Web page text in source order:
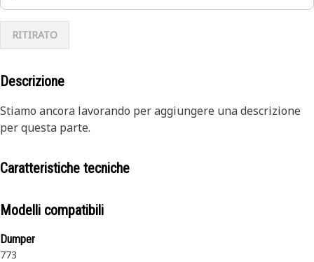
RITIRATO
Descrizione
Stiamo ancora lavorando per aggiungere una descrizione
per questa parte.
Caratteristiche tecniche
Modelli compatibili
Dumper
773